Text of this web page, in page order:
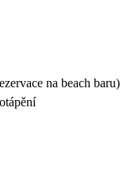
na beach baru)